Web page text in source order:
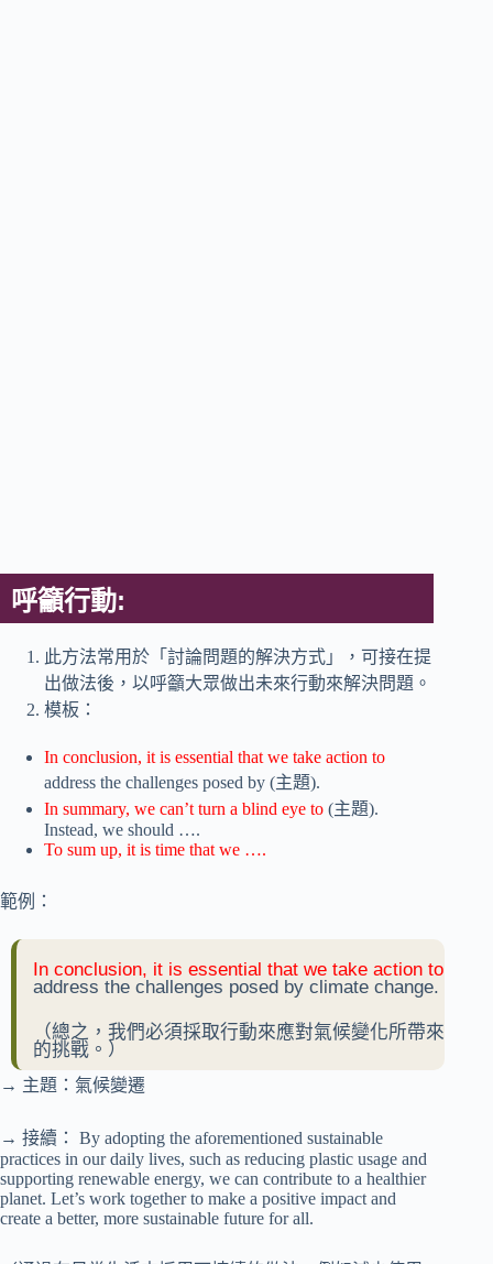
呼籲行動:
此方法常用於「討論問題的解決方式」，可接在提
出做法後，以呼籲大眾做出未來行動來解決問題。
模板：
In conclusion, it is essential that we take action to
address the challenges posed by (主題).
In summary, we can’t turn a blind eye to (主題).
Instead, we should ….
To sum up, it is time that we ….
範例：
In conclusion, it is essential that we take action to
address the challenges posed by climate change.
（總之，我們必須採取行動來應對氣候變化所帶來
的挑戰。）
→ 主題：氣候變遷
→ 接續： By adopting the aforementioned sustainable
practices in our daily lives, such as reducing plastic usage and
supporting renewable energy, we can contribute to a healthier
planet. Let’s work together to make a positive impact and
create a better, more sustainable future for all.